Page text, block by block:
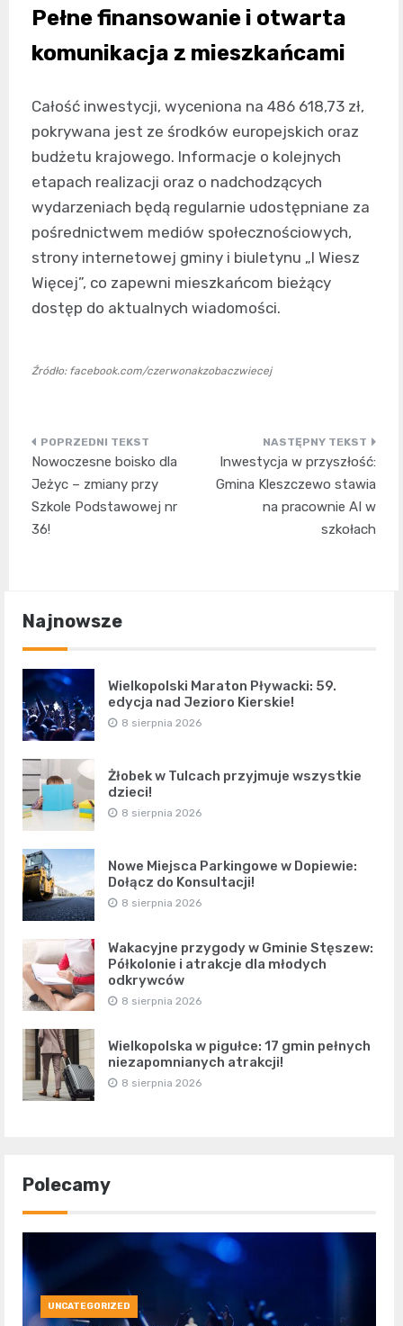
Pełne finansowanie i otwarta
komunikacja z mieszkańcami
Całość inwestycji, wyceniona na 486 618,73 zł,
pokrywana jest ze środków europejskich oraz
budżetu krajowego. Informacje o kolejnych
etapach realizacji oraz o nadchodzących
wydarzeniach będą regularnie udostępniane za
pośrednictwem mediów społecznościowych,
strony internetowej gminy i biuletynu „I Wiesz
Więcej”, co zapewni mieszkańcom bieżący
dostęp do aktualnych wiadomości.
Źródło: facebook.com/czerwonakzobaczwiecej
Nawigacja
wpisu
Nowoczesne boisko dla
Jeżyc – zmiany przy
Szkole Podstawowej nr
36!
Inwestycja w przyszłość:
Gmina Kleszczewo stawia
na pracownie AI w
szkołach
Najnowsze
Wielkopolski Maraton Pływacki: 59.
edycja nad Jezioro Kierskie!
8 sierpnia 2026
Żłobek w Tulcach przyjmuje wszystkie
dzieci!
8 sierpnia 2026
Nowe Miejsca Parkingowe w Dopiewie:
Dołącz do Konsultacji!
8 sierpnia 2026
Wakacyjne przygody w Gminie Stęszew:
Półkolonie i atrakcje dla młodych
odkrywców
8 sierpnia 2026
Wielkopolska w pigułce: 17 gmin pełnych
niezapomnianych atrakcji!
8 sierpnia 2026
Polecamy
UNCATEGORIZED